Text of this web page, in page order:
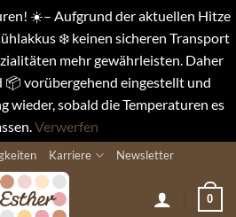
☀️– Aufgrund der aktuellen Hitze
❄️ keinen sicheren Transport
mehr gewährleisten. Daher
📦 vorübergehend eingestellt und
wieder, sobald die Temperaturen es
Verwerfen
Karriere Newsletter
0